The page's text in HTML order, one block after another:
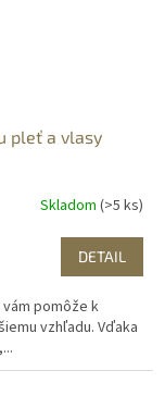
pleť a vlasy
Skladom (>5 ks)
DETAIL
pomôže k
vzhľadu. Vďaka